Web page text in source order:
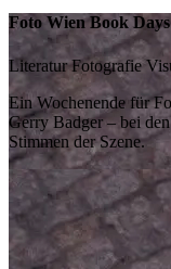
Foto Wien Book Days
LiteraturFotografie
Ein Wochenende für
Gerry Badger – bei
Stimmen der Szene.